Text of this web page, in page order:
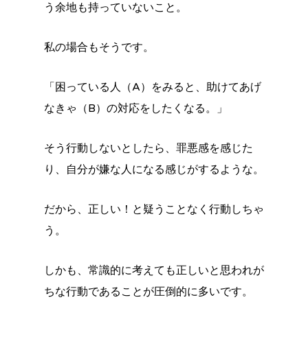
う余地も持っていないこと。
私の場合もそうです。
「困っている人（A）をみると、助けてあげ
なきゃ（B）の対応をしたくなる。」
そう行動しないとしたら、罪悪感を感じた
り、自分が嫌な人になる感じがするような。
だから、正しい！と疑うことなく行動しちゃ
う。
しかも、常識的に考えても正しいと思われが
ちな行動であることが圧倒的に多いです。